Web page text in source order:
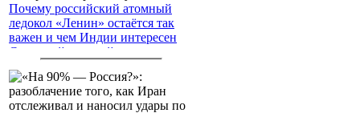
Почему российский атомный
ледокол «Ленин» остаётся так
важен и чем Индии интересен
Северный морской путь